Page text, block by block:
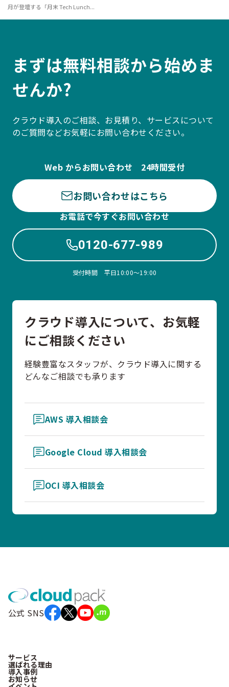
月が登壇する「月末 Tech Lunch...
まずは無料相談から始めま
せんか?
クラウド導入のご相談、お見積り、サービスについて
のご質問などお気軽にお問い合わせください。
Web からお問い合わせ 24時間受付
お問い合わせはこちら
お電話で今すぐお問い合わせ
0120-677-989
受付時間 平日10:00〜19:00
クラウド導入について、お気軽
にご相談ください
経験豊富なスタッフが、クラウド導入に関する
どんなご相談でも承ります
AWS 導入相談会
Google Cloud 導入相談会
OCI 導入相談会
公式 SNS
サービス
選ばれる理由
導入事例
お知らせ